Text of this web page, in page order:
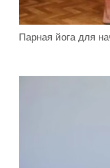
Парная йога для